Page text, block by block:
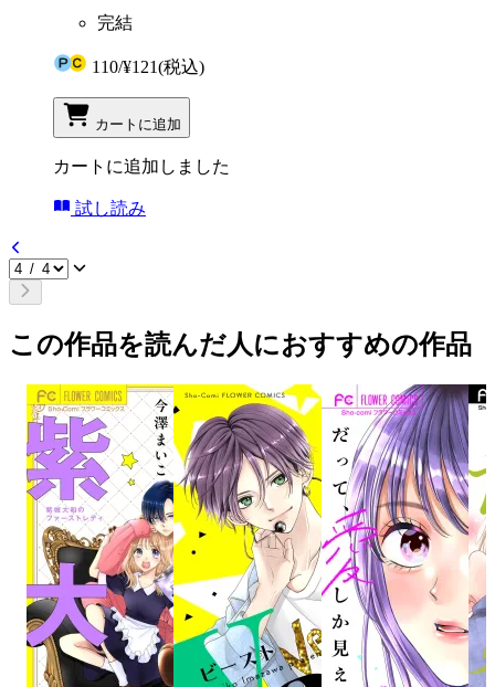
完結
110/¥121(税込)
カートに追加
カートに追加しました
試し読み
この作品を読んだ人におすすめの作品